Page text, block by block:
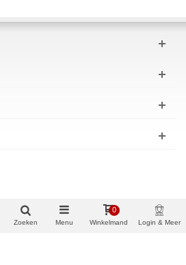
Zoeken Menu Winkelmand
0
Login & Meer